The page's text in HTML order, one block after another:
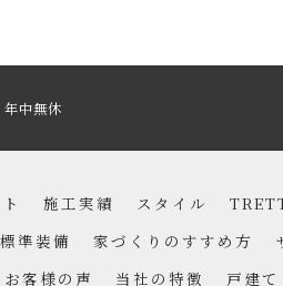
中無休
施工実績 スタイル
準装備 家づくりのすすめ方
お客様の声 当社の特徴 戸建て